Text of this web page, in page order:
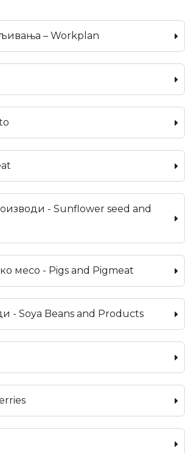
– Workplan
- Sunflower seed and
месо - Pigs and Pigmeat
- Soya Beans and Products